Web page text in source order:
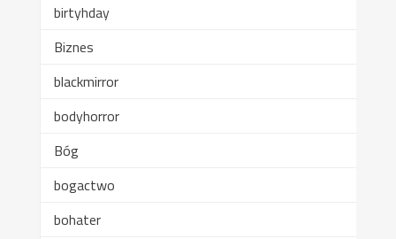
birtyhday
Biznes
blackmirror
bodyhorror
Bóg
bogactwo
bohater